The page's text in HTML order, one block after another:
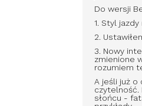
Do wersji
1. Styl
2.
3. Nowy
zmienione
rozumiem
A jeśli już o
czytelność.
słońcu -